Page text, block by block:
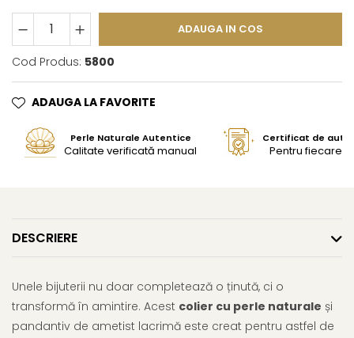
ADAUGA IN COS
Cod Produs: 5800
ADAUGA LA FAVORITE
Perle Naturale Autentice
Calitate verificată manual
Certificat de
Pentru fiecare
DESCRIERE
Unele bijuterii nu doar completează o ținută, ci o
transformă în amintire. Acest colier cu perle naturale și
pandantiv de ametist lacrimă este creat pentru astfel de